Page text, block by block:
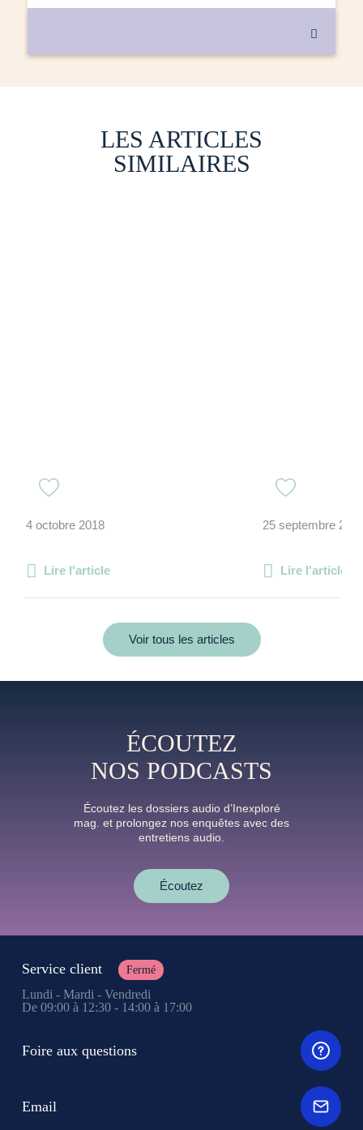

LES ARTICLES
SIMILAIRES
4 octobre 2018
Lire l'article
25 septembre
Lire l'article
Voir tous les articles
ÉCOUTEZ
NOS PODCASTS
Écoutez les dossiers audio d’Inexploré
mag. et prolongez nos enquêtes avec des
entretiens audio.
Écoutez
Service client Fermé
Lundi - Mardi - Vendredi
De 09:00 à 12:30 - 14:00 à 17:00
Foire aux questions
Email